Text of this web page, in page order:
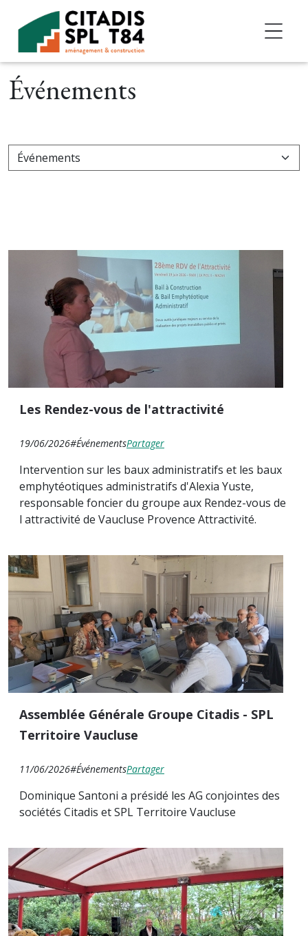
Accéder au contenu
Événements
Les Rendez-vous de l'attractivité
19/06/2026#ÉvénementsPartager
Intervention sur les baux administratifs et les baux
emphytéotiques administratifs d'Alexia Yuste,
responsable foncier du groupe aux Rendez-vous de
l attractivité de Vaucluse Provence Attractivité.
Assemblée Générale Groupe Citadis - SPL
Territoire Vaucluse
11/06/2026#ÉvénementsPartager
Dominique Santoni a présidé les AG conjointes des
sociétés Citadis et SPL Territoire Vaucluse